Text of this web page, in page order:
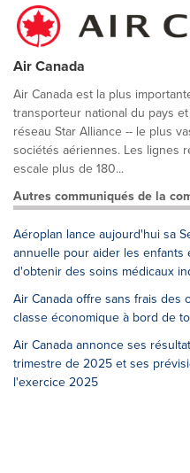
Air Canada
Air Canada est la plus
transporteur national du pays
réseau Star Alliance -- le plus
sociétés aériennes. Les lignes
escale plus de 180...
Autres communiqués de la
Aéroplan lance aujourd'hui sa
annuelle pour aider les enfants
d'obtenir des soins médicaux
Air Canada offre sans frais des
classe économique à bord de
Air Canada annonce ses
trimestre de 2025 et ses
l'exercice 2025